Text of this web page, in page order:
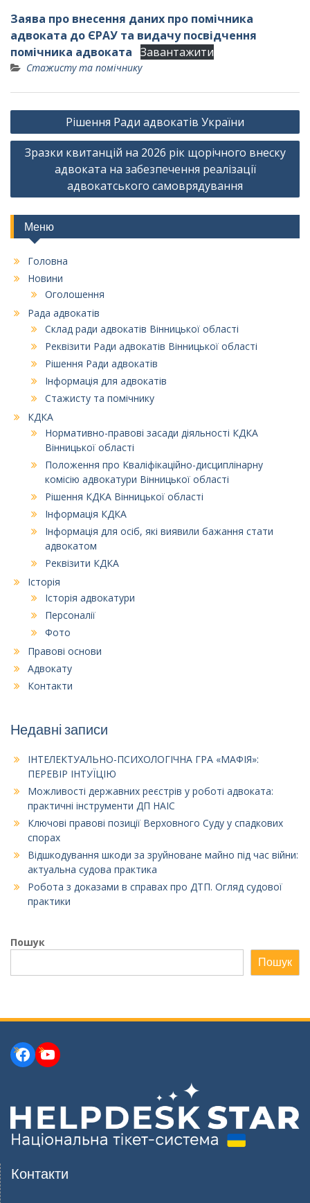
Заява про внесення даних про помічника
адвоката до ЄРАУ та видачу посвідчення
помічника адвоката Завантажити
Стажисту та помічнику
Навігація
записів
Рішення Ради адвокатів України
Зразки квитанцій на 2026 рік щорічного внеску
адвоката на забезпечення реалізації
адвокатського самоврядування
Меню
Головна
Новини
Оголошення
Рада адвокатів
Склад ради адвокатів Вінницької області
Реквізити Ради адвокатів Вінницької області
Рішення Ради адвокатів
Інформація для адвокатів
Стажисту та помічнику
КДКА
Нормативно-правові засади діяльності КДКА
Вінницької області
Положення про Кваліфікаційно-дисциплінарну
комісію адвокатури Вінницької області
Рішення КДКА Вінницької області
Інформація КДКА
Інформація для осіб, які виявили бажання стати
адвокатом
Реквізити КДКА
Історія
Історія адвокатури
Персоналії
Фото
Правові основи
Адвокату
Контакти
Недавні записи
ІНТЕЛЕКТУАЛЬНО-ПСИХОЛОГІЧНА ГРА «МАФІЯ»:
ПЕРЕВІР ІНТУЇЦІЮ
Можливості державних реєстрів у роботі адвоката:
практичні інструменти ДП НАІС
Ключові правові позиції Верховного Суду у спадкових
спорах
Відшкодування шкоди за зруйноване майно під час війни:
актуальна судова практика
Робота з доказами в справах про ДТП. Огляд судової
практики
Пошук
Пошук
Facebook
YouTube
Контакти